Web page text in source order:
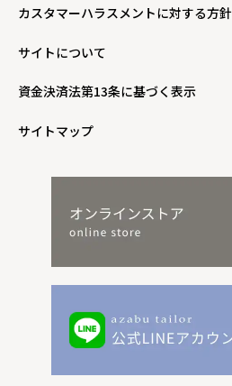
カスタマーハラスメントに対する方針
サイトについて
資金決済法第13条に基づく表示
サイトマップ